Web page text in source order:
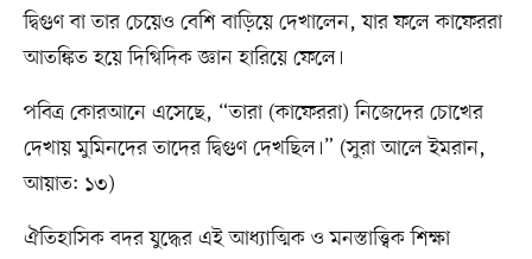
দ্বিগুণ বা তার চেয়েও বেশি বাড়িয়ে দেখালেন, যার ফলে কাফেররা
আতঙ্কিত হয়ে দিগ্বিদিক জ্ঞান হারিয়ে ফেলে।
পবিত্র কোরআনে এসেছে, “তারা (কাফেররা) নিজেদের চোখের
দেখায় মুমিনদের তাদের দ্বিগুণ দেখছিল।” (সুরা আলে ইমরান,
আয়াত: ১৩)
ঐতিহাসিক বদর যুদ্ধের এই আধ্যাত্মিক ও মনস্তাত্ত্বিক শিক্ষা